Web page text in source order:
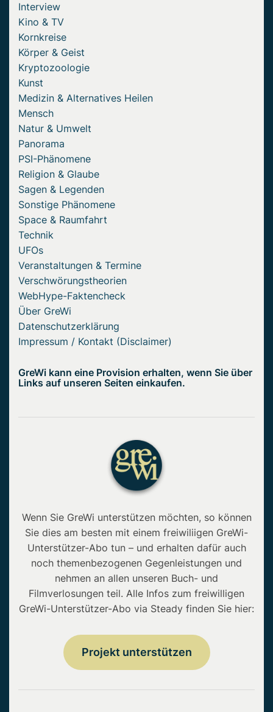
Interview
Kino & TV
Kornkreise
Körper & Geist
Kryptozoologie
Kunst
Medizin & Alternatives Heilen
Mensch
Natur & Umwelt
Panorama
PSI-Phänomene
Religion & Glaube
Sagen & Legenden
Sonstige Phänomene
Space & Raumfahrt
Technik
UFOs
Veranstaltungen & Termine
Verschwörungstheorien
WebHype-Faktencheck
Über GreWi
Datenschutzerklärung
Impressum / Kontakt (Disclaimer)
GreWi kann eine Provision erhalten, wenn Sie über
Links auf unseren Seiten einkaufen.
Wenn Sie GreWi unterstützen möchten, so können
Sie dies am besten mit einem freiwiliigen GreWi-
Unterstützer-Abo tun – und erhalten dafür auch
noch themenbezogenen Gegenleistungen und
nehmen an allen unseren Buch- und
Filmverlosungen teil. Alle Infos zum freiwilligen
GreWi-Unterstützer-Abo via Steady finden Sie hier:
Projekt unterstützen